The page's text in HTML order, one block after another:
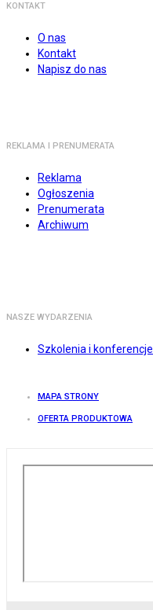
KONTAKT
O nas
Kontakt
Napisz do nas
REKLAMA I PRENUMERATA
Reklama
Ogłoszenia
Prenumerata
Archiwum
NASZE WYDARZENIA
Szkolenia i konferencje
MAPA STRONY
OFERTA PRODUKTOWA